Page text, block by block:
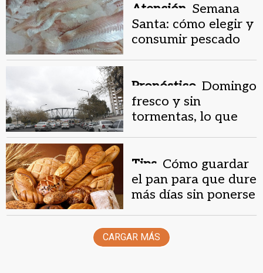
Atención. Semana
Santa: cómo elegir y
consumir pescado
Pronóstico. Domingo
fresco y sin
tormentas, lo que
Tips. Cómo guardar
el pan para que dure
más días sin ponerse
CARGAR MÁS